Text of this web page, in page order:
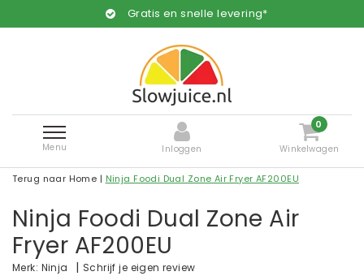
Gratis en snelle levering*
Menu Inloggen
0
Winkelwagen
Terug naar Home | Ninja Foodi Dual Zone Air Fryer AF200EU
Ninja Foodi Dual Zone Air
Fryer AF200EU
Merk: Ninja | Schrijf je eigen review